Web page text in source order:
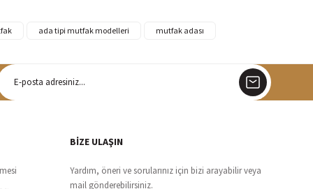
ada tipi mutfak modelleri
mutfak adası
teslimat
BİZE ULAŞIN
Yardım, öneri ve sorularınız için bizi arayabilir veya
mail gönderebilirsiniz.